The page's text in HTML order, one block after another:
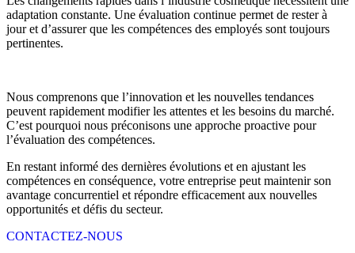
adaptation constante. Une évaluation continue permet de rester à
jour et d’assurer que les compétences des employés sont toujours
pertinentes.
Nous comprenons que l’innovation et les nouvelles tendances
peuvent rapidement modifier les attentes et les besoins du marché.
C’est pourquoi nous préconisons une approche proactive pour
l’évaluation des compétences.
En restant informé des dernières évolutions et en ajustant les
compétences en conséquence, votre entreprise peut maintenir son
avantage concurrentiel et répondre efficacement aux nouvelles
opportunités et défis du secteur.
CONTACTEZ-NOUS